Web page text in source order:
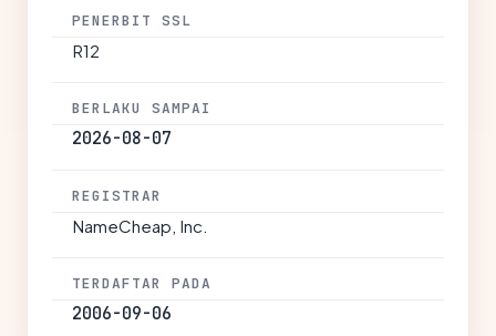
PENERBIT SSL
R12
BERLAKU SAMPAI
2026-08-07
REGISTRAR
NameCheap, Inc.
TERDAFTAR PADA
2006-09-06